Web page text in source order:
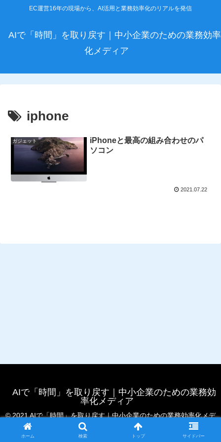
EC運営16年の現場から、AI活用と業務効率化のリアルを発信
AIで「時間」を取り戻す｜中小企業のための業務効率
化メディア
iphone
ガジェット
iPhoneと最高の組み合わせのパ
ソコン
2021.07.22
AIで「時間」を取り戻す｜中小企業のための業務効
率化メディア
© 2021 AIで「時間」を取り戻す｜中小企業のための業務効率化メデ
ホーム 検索 トップ サイドバー